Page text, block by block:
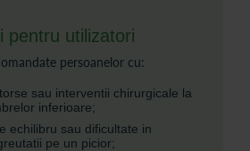
pentru utilizatori
persoanelor cu:
sau interventii chirurgicale la
inferioare;
echilibru sau dificultate in
pe un picior;